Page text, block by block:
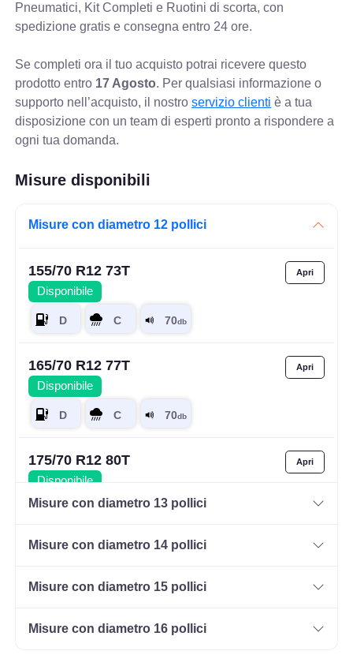
Pneumatici, Kit Completi e Ruotini di scorta, con
spedizione gratis e consegna entro 24 ore.
Se completi ora il tuo acquisto potrai ricevere questo
prodotto entro 17 Agosto. Per qualsiasi informazione o
supporto nell’acquisto, il nostroservizio clienti è a tua
disposizione con un team di esperti pronto a rispondere a
ogni tua domanda.
Misure disponibili
Misure con diametro 12 pollici
155/70 R12 73T
Disponibile
165/70 R12 77T
Disponibile
175/70 R12 80T
Disponibile
Misure con diametro 13 pollici
Misure con diametro 14 pollici
Misure con diametro 15 pollici
Misure con diametro 16 pollici